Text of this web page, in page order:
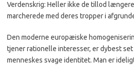
Verdenskrig: Heller ikke de tillod
marcherede med deres tropper i
Den moderne europæiske
tjener rationelle interesser, er dybest
menneskes svage identitet. Man er